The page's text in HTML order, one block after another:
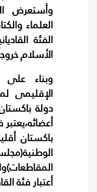
وأستعرض
العلماء
الفئة
الأسلام
وبناء
الإقليمى
باكستان
أعتبار فئة